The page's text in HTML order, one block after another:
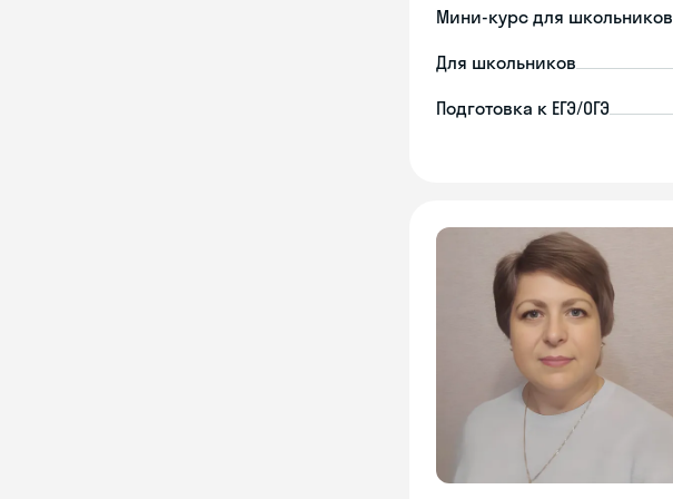
Мини-курс для школьников
Для школьников
Подготовка к ЕГЭ/ОГЭ